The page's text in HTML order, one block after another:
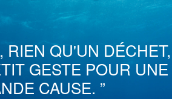
RIEN QU'UN DÉCHET,
GESTE POUR UNE
CAUSE. ”